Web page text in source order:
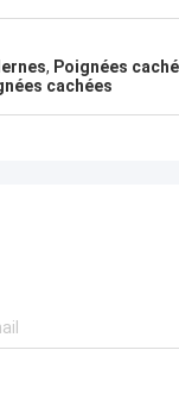
, Poignées
cachées